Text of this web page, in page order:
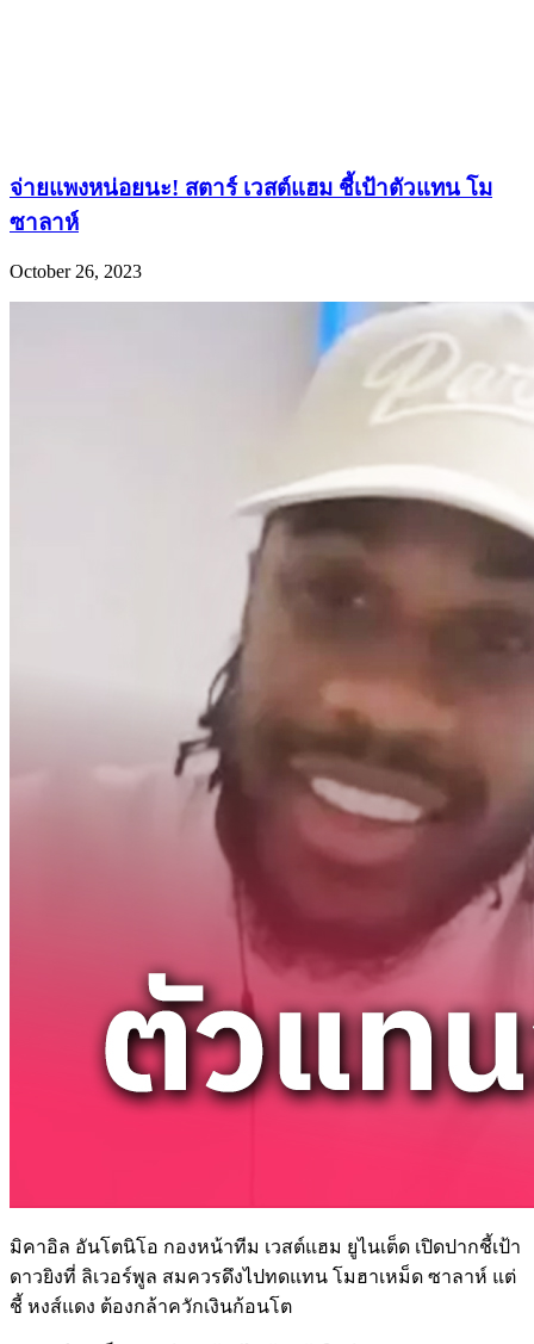
จ่ายแพงหน่อยนะ! สตาร์ เวสต์แฮม ชี้เป้าตัวแทน โม
ซาลาห์
October 26, 2023
มิคาอิล อันโตนิโอ กองหน้าทีม เวสต์แฮม ยูไนเต็ด เปิดปากชี้เป้า
ดาวยิงที่ ลิเวอร์พูล สมควรดึงไปทดแทน โมฮาเหม็ด ซาลาห์ แต่
ชี้ หงส์แดง ต้องกล้าควักเงินก้อนโต